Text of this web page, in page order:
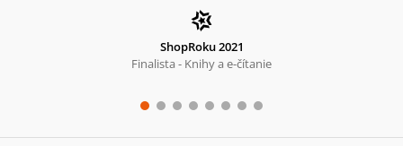
ShopRoku 2021
Finalista - Knihy a e-čítanie